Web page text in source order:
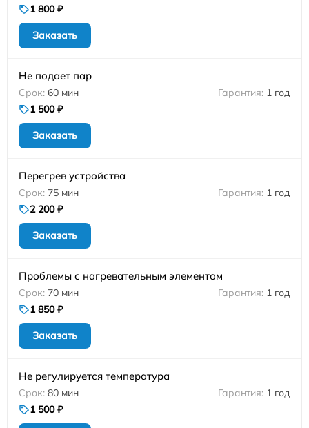
1 800 ₽
Заказать
Не подает пар
60 мин
1 год
1 500 ₽
Заказать
Перегрев устройства
75 мин
1 год
2 200 ₽
Заказать
Проблемы с нагревательным элементом
70 мин
1 год
1 850 ₽
Заказать
Не регулируется температура
80 мин
1 год
1 500 ₽